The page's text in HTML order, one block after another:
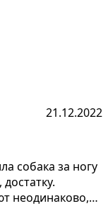
21.12.2022
собака за ногу
неодинаково,